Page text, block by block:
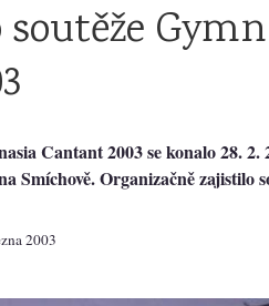
soutěže
Cantant 2003 se konalo 28. 2.
Smíchově. Organizačně zajistilo
2003